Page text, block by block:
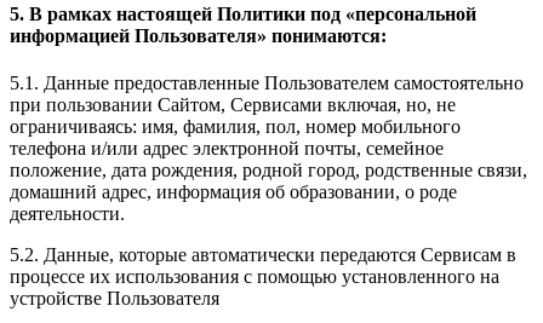
5. В рамках настоящей Политики под «персональной
информацией Пользователя» понимаются:
5.1. Данные предоставленные Пользователем самостоятельно
при пользовании Сайтом, Сервисами включая, но, не
ограничиваясь: имя, фамилия, пол, номер мобильного
телефона и/или адрес электронной почты, семейное
положение, дата рождения, родной город, родственные связи,
домашний адрес, информация об образовании, о роде
деятельности.
5.2. Данные, которые автоматически передаются Сервисам в
процессе их использования с помощью установленного на
устройстве Пользователя